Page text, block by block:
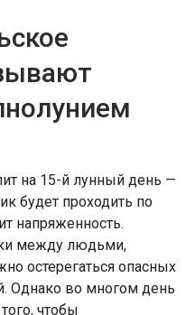
на 15-й лунный день —
будет проходить по
напряженность.
между людьми,
остерегаться опасных
Однако во многом день
чтобы